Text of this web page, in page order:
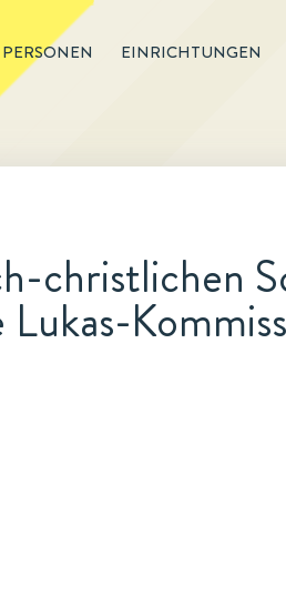
PERSONEN EINRICHTUNGEN
christlichen